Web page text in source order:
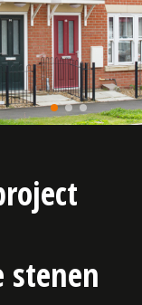
stenen